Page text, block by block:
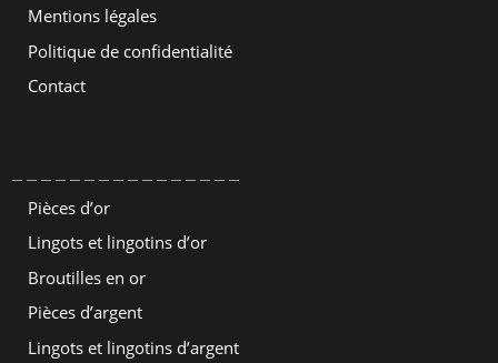
Mentions légales
Politique de confidentialité
Contact
Pièces d’or
Lingots et lingotins d’or
Broutilles en or
Pièces d’argent
Lingots et lingotins d’argent